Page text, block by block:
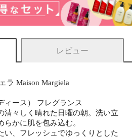
レビュー
ラ Maison Margiela
ィース） フレグランス
清々しく晴れた日曜の朝。洗い立
かに肌を包み込む。
い、フレッシュでゆっくりとした